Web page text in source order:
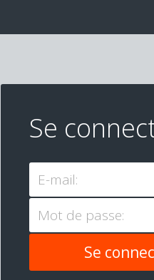
Se
E-mail:
Mot de passe: